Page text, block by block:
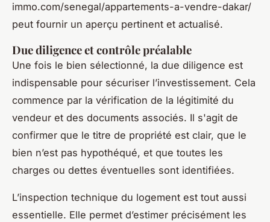
immo.com/senegal/appartements-a-vendre-dakar/
peut fournir un aperçu pertinent et actualisé.
Due diligence et contrôle préalable
Une fois le bien sélectionné, la due diligence est
indispensable pour sécuriser l’investissement. Cela
commence par la vérification de la légitimité du
vendeur et des documents associés. Il s'agit de
confirmer que le titre de propriété est clair, que le
bien n’est pas hypothéqué, et que toutes les
charges ou dettes éventuelles sont identifiées.
L’inspection technique du logement est tout aussi
essentielle. Elle permet d’estimer précisément les